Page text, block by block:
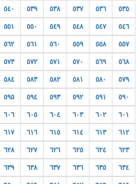
٥٣٥ ٥٣٦ ٥٣٧ ٥٣٨ ٥٣٩ ٥٤٠
٥٤٦ ٥٤٧ ٥٤٨ ٥٤٩ ٥٥٠ ٥٥١
٥٥٧ ٥٥٨ ٥٥٩ ٥٦٠ ٥٦١ ٥٦٢
٥٦٨ ٥٦٩ ٥٧٠ ٥٧١ ٥٧٢ ٥٧٣
٥٧٩ ٥٨٠ ٥٨١ ٥٨٢ ٥٨٣ ٥٨٤
٥٩٠ ٥٩١ ٥٩٢ ٥٩٣ ٥٩٤ ٥٩٥
٦٠١ ٦٠٢ ٦٠٣ ٦٠٤ ٦٠٥ ٦٠٦
٦١٢ ٦١٣ ٦١٤ ٦١٥ ٦١٦ ٦١٧
٦٢٣ ٦٢٤ ٦٢٥ ٦٢٦ ٦٢٧ ٦٢٨
٦٣٤ ٦٣٥ ٦٣٦ ٦٣٧ ٦٣٨ ٦٣٩